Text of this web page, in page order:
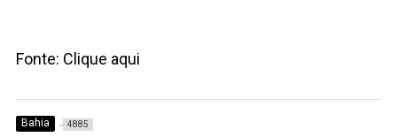
Fonte: Clique aqui
Bahia 4885